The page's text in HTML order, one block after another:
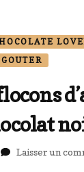
GOUTER
Laisser un